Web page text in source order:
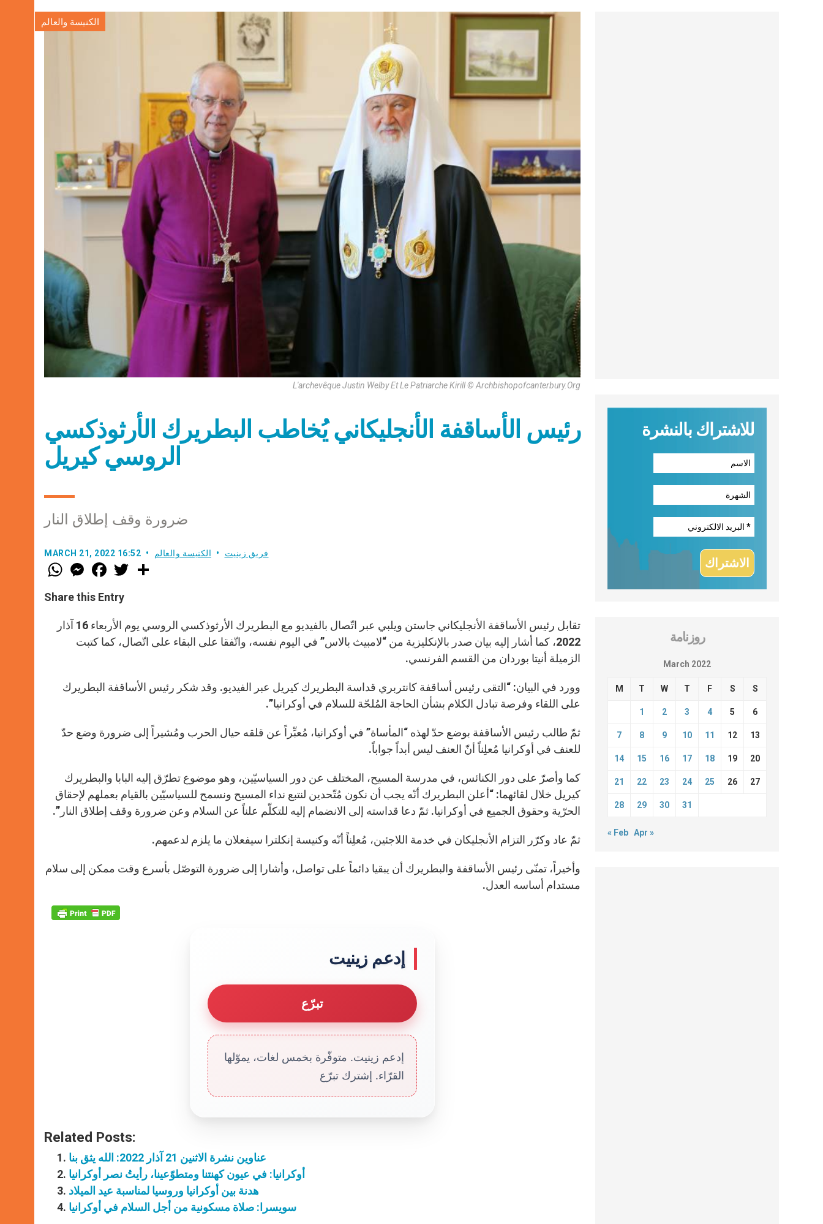
الكنيسة والعالم
L'archevêque Justin Welby Et Le Patriarche Kirill © Archbishopofcanterbury.Org
رئيس الأساقفة الأنجليكاني يُخاطب البطريرك الأرثوذكسي
الروسي كيريل
ضرورة وقف إطلاق النار
MARCH 21, 2022 16:52 فريق زينيت الكنيسة والعالم
W
h
t
s
p
p
M
e
s
e
g
e
r
F
a
e
b
o
k
w
r
Share this Entry
تقابل رئيس الأساقفة الأنجليكاني جاستن ويلبي عبر اتّصال بالفيديو مع البطريرك الأرثوذكسي الروسي يوم الأربعاء 16 آذار
2022، كما أشار إليه بيان صدر بالإنكليزية من “لامبيث بالاس” في اليوم نفسه، واتّفقا على البقاء على اتّصال، كما كتبت
الزميلة أنيتا بوردان من القسم الفرنسي.
وورد في البيان: “التقى رئيس أساقفة كانتربري قداسة البطريرك كيريل عبر الفيديو. وقد شكر رئيس الأساقفة البطريرك
على اللقاء وفرصة تبادل الكلام بشأن الحاجة المُلحّة للسلام في أوكرانيا”.
ثمّ طالب رئيس الأساقفة بوضع حدّ لهذه “المأساة” في أوكرانيا، مُعبِّراً عن قلقه حيال الحرب ومُشيراً إلى ضرورة وضع حدّ
للعنف في أوكرانيا مُعلِناً أنّ العنف ليس أبداً جواباً.
كما وأصرّ على دور الكنائس، في مدرسة المسيح، المختلف عن دور السياسيّين، وهو موضوع تطرّق إليه البابا والبطريرك
كيريل خلال لقائهما: “أعلن البطريرك أنّه يجب أن نكون مُتّحدين لنتبع نداء المسيح ونسمح للسياسيّين بالقيام بعملهم لإحقاق
الحرّية وحقوق الجميع في أوكرانيا. ثمّ دعا قداسته إلى الانضمام إليه للتكلّم علناً عن السلام وعن ضرورة وقف إطلاق النار”.
ثمّ عاد وكرّر التزام الأنجليكان في خدمة اللاجئين، مُعلِناً أنّه وكنيسة إنكلترا سيفعلان ما يلزم لدعمهم.
وأخيراً، تمنّى رئيس الأساقفة والبطريرك أن يبقيا دائماً على تواصل، وأشارا إلى ضرورة التوصّل بأسرع وقت ممكن إلى سلام
مستدام أساسه العدل.
إدعم زينيت
تبرّع
إدعم زينيت. متوفّرة بخمس لغات، يموّلها
القرّاء. إشترك تبرّع
Related Posts:
عناوين نشرة الاثنين 21 آذار 2022: الله يثق بنا
أوكرانيا: في عيون كهنتنا ومتطوّعينا، رأيتُ نصر أوكرانيا
هدنة بين أوكرانيا وروسيا لمناسبة عيد الميلاد
سويسرا: صلاة مسكونية من أجل السلام في أوكرانيا
للاشتراك بالنشرة
روزنامة
March 2022
M T W T F S S
1 2 3 4 5 6
7 8 9 10 11 12 13
14 15 16 17 18 19 20
21 22 23 24 25 26 27
28 29 30 31
« Feb Apr »